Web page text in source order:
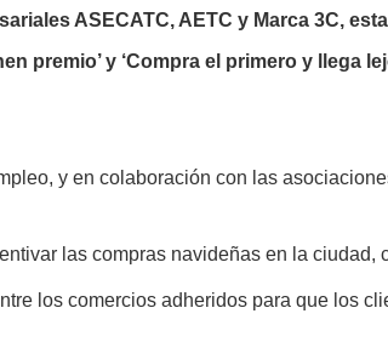
ASECATC, AETC y Marca 3C,
premio’ y ‘Compra el primero y llega
y en colaboración con las
las compras navideñas en la ciudad,
los comercios adheridos para que los